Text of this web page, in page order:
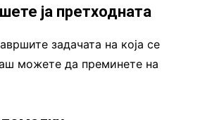
ја претходната
задачата на која се
можете да преминете на